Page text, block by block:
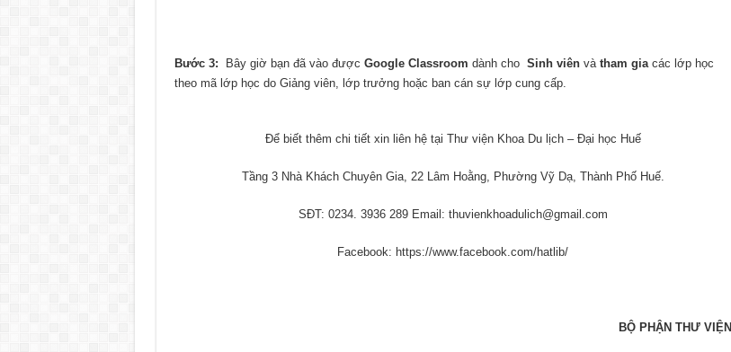
Bước 3: Bây giờ bạn đã vào được Google Classroom dành cho Sinh viênvà tham giacác lớp học
theo mã lớp học do Giảng viên, lớp trưởng hoặc ban cán sự lớp cung cấp.
Để biết thêm chi tiết xin liên hệ tại Thư viện Khoa Du lịch – Đại học Huế
Tầng 3 Nhà Khách Chuyên Gia, 22 Lâm Hoằng, Phường Vỹ Dạ, Thành Phố Huế.
SĐT: 0234. 3936 289 Email: thuvienkhoadulich@gmail.com
Facebook: https://www.facebook.com/hatlib/
BỘ PHẬN THƯ VIỆN